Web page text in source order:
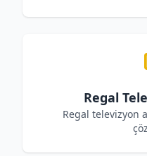
Regal
Regal televizyon